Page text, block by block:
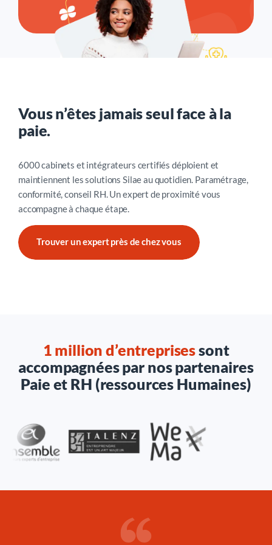
Vous n’êtes jamais seul face à la
paie.
6000 cabinets et intégrateurs certifiés déploient et
maintiennent les solutions Silae au quotidien. Paramétrage,
conformité, conseil RH. Un expert de proximité vous
accompagne à chaque étape.
Trouver un expert près de chez vous
1 million d’entreprisessont
accompagnées par nos partenaires
Paie et RH (ressources Humaines)